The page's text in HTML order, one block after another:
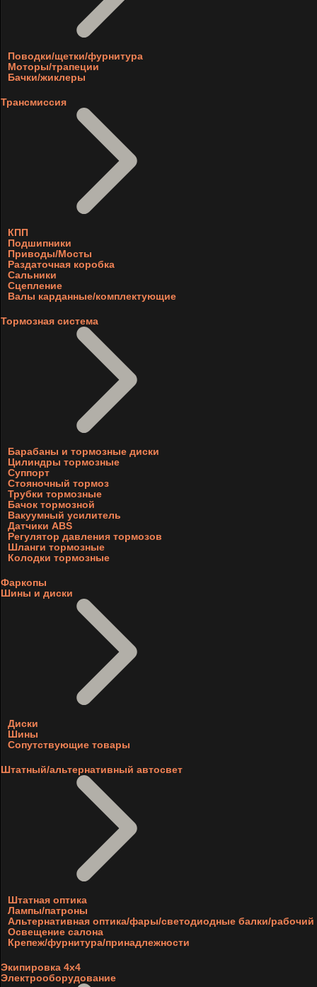
Поводки/щетки/фурнитура
Моторы/трапеции
Бачки/жиклеры
Трансмиссия
КПП
Подшипники
Приводы/Мосты
Раздаточная коробка
Сальники
Сцепление
Валы карданные/комплектующие
Тормозная система
Барабаны и тормозные диски
Цилиндры тормозные
Суппорт
Стояночный тормоз
Трубки тормозные
Бачок тормозной
Вакуумный усилитель
Датчики ABS
Регулятор давления тормозов
Шланги тормозные
Колодки тормозные
Фаркопы
Шины и диски
Диски
Шины
Сопутствующие товары
Штатный/альтернативный автосвет
Штатная оптика
Лампы/патроны
Альтернативная оптика/фары/светодиодные балки/рабочий
Освещение салона
Крепеж/фурнитура/принадлежности
Экипировка 4х4
Электрооборудование